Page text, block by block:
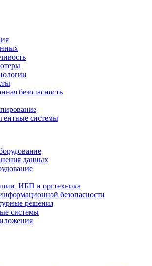
безопасность
системы
данных
ИБП и оргтехника
безопасности
решения
системы